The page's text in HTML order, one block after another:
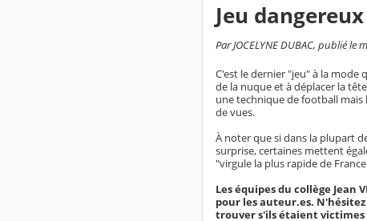
Jeu
Par JOCELYNE DUBAC, publié
C'est le dernier "jeu" à la mode
de la nuque et à déplacer la
une technique de football mais
de vues.
À noter que si dans la plupart
surprise, certaines mettent
"virgule la plus rapide de
Les équipes du collège
pour les auteur.es.
trouver s'ils étaient victimes